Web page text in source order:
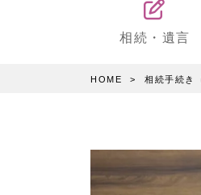
相続・遺言
HOME 相続手続き